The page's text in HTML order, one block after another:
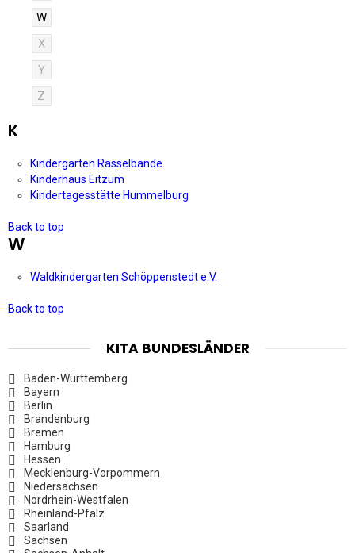
W
X
Y
Z
K
Kindergarten Rasselbande
Kinderhaus Eitzum
Kindertagesstätte Hummelburg
Back to top
W
Waldkindergarten Schöppenstedt e.V.
Back to top
KITA BUNDESLÄNDER
Baden-Württemberg
Bayern
Berlin
Brandenburg
Bremen
Hamburg
Hessen
Mecklenburg-Vorpommern
Niedersachsen
Nordrhein-Westfalen
Rheinland-Pfalz
Saarland
Sachsen